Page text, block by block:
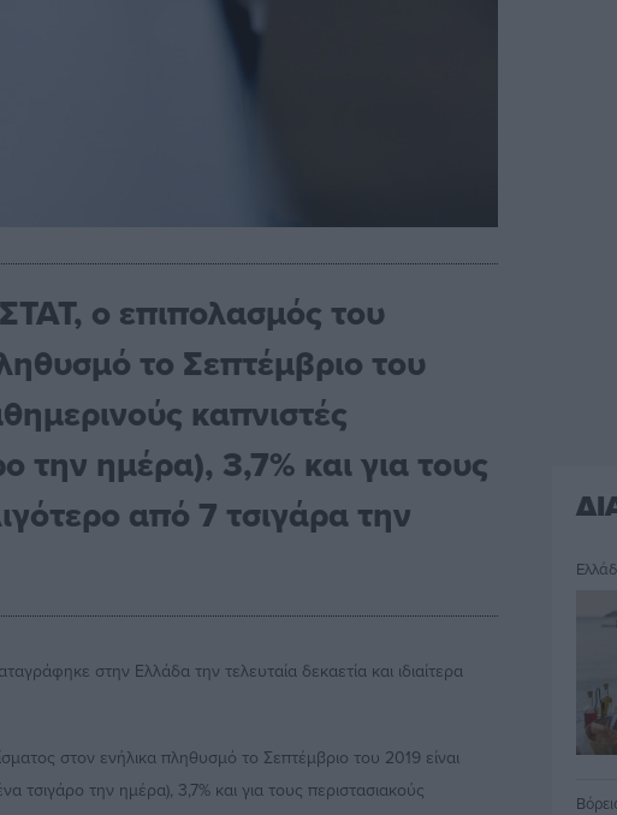
ο επιπολασμός του
το Σεπτέμβριο του
καπνιστές
την ημέρα), 3,7% και για τους
από 7 τσιγάρα την
στην Ελλάδα την τελευταία δεκαετία και ιδιαίτερα
στον ενήλικα πληθυσμό το Σεπτέμβριο του 2019 είναι
τσιγάρο την ημέρα), 3,7% και για τους περιστασιακούς